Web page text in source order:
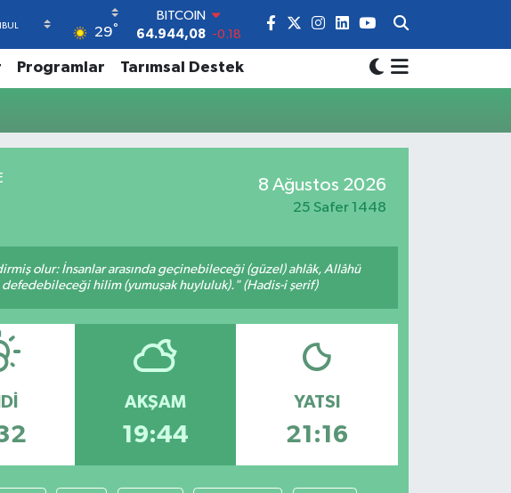
29°
BITCOIN
64.944,08 -0.18
DOLAR
47,7436 0.18
EURO
64,4811 0.38
Programlar Tarımsal Destek
8 Ağustos 2026
25 Safer 1448
olur: İnsanlar arasında geçinebileceği (güzel) ahlâk, Allâhü
defedebileceği hilim (yumuşak huyluluk)." (Hadis-i şerif)
AKŞAM
19:44
YATSI
21:16